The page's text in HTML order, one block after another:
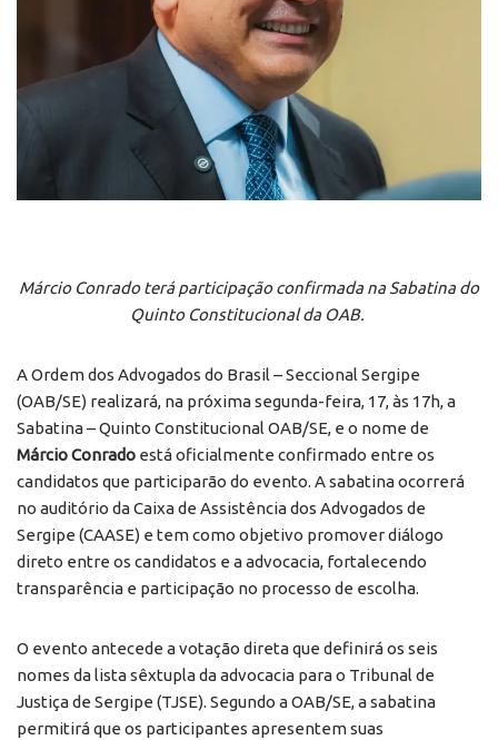
Márcio Conrado terá participação confirmada na Sabatina do
Quinto Constitucional da OAB.
A Ordem dos Advogados do Brasil – Seccional Sergipe
(OAB/SE) realizará, na próxima segunda-feira, 17, às 17h, a
Sabatina – Quinto Constitucional OAB/SE, e o nome de
Márcio Conrado está oficialmente confirmado entre os
candidatos que participarão do evento. A sabatina ocorrerá
no auditório da Caixa de Assistência dos Advogados de
Sergipe (CAASE) e tem como objetivo promover diálogo
direto entre os candidatos e a advocacia, fortalecendo
transparência e participação no processo de escolha.
O evento antecede a votação direta que definirá os seis
nomes da lista sêxtupla da advocacia para o Tribunal de
Justiça de Sergipe (TJSE). Segundo a OAB/SE, a sabatina
permitirá que os participantes apresentem suas